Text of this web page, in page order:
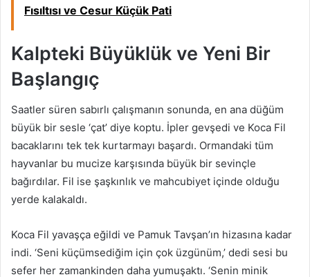
Fısıltısı ve Cesur Küçük Pati
Kalpteki Büyüklük ve Yeni Bir
Başlangıç
Saatler süren sabırlı çalışmanın sonunda, en ana düğüm
büyük bir sesle ‘çat’ diye koptu. İpler gevşedi ve Koca Fil
bacaklarını tek tek kurtarmayı başardı. Ormandaki tüm
hayvanlar bu mucize karşısında büyük bir sevinçle
bağırdılar. Fil ise şaşkınlık ve mahcubiyet içinde olduğu
yerde kalakaldı.
Koca Fil yavaşça eğildi ve Pamuk Tavşan’ın hizasına kadar
indi. ‘Seni küçümsediğim için çok üzgünüm,’ dedi sesi bu
sefer her zamankinden daha yumuşaktı. ‘Senin minik